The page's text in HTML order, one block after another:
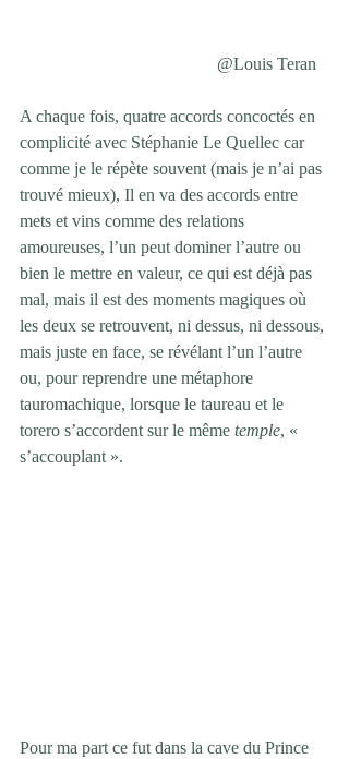
@Louis Teran
A chaque fois, quatre accords concoctés en
complicité avec Stéphanie Le Quellec car
comme je le répète souvent (mais je n’ai pas
trouvé mieux), Il en va des accords entre
mets et vins comme des relations
amoureuses, l’un peut dominer l’autre ou
bien le mettre en valeur, ce qui est déjà pas
mal, mais il est des moments magiques où
les deux se retrouvent, ni dessus, ni dessous,
mais juste en face, se révélant l’un l’autre
ou, pour reprendre une métaphore
tauromachique, lorsque le taureau et le
torero s’accordent sur le même temple, «
s’accouplant ».
Pour ma part ce fut dans la cave du Prince